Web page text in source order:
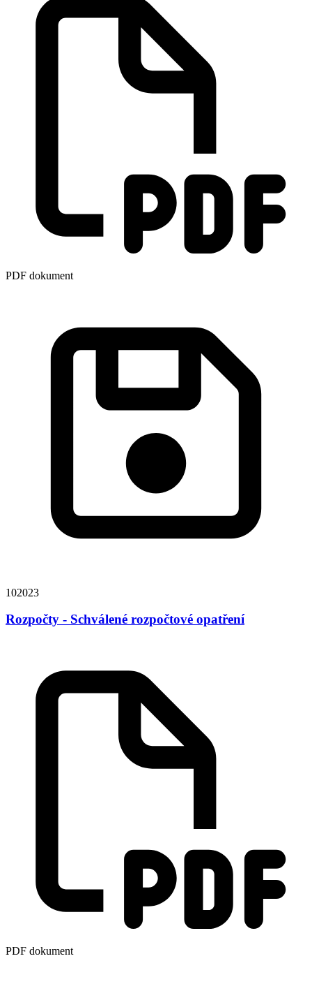
PDF dokument
102023
Rozpočty - Schválené rozpočtové opatření
PDF dokument